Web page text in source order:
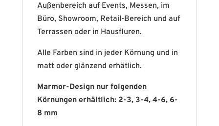
Außenbereich auf Events, Messen, im
Büro, Showroom, Retail-Bereich und auf
Terrassen oder in Hausfluren.
Alle Farben sind in jeder Körnung und in
matt oder glänzend erhätlich.
Marmor-Design nur folgenden
Körnungen erhältlich: 2-3, 3-4, 4-6, 6-
8 mm